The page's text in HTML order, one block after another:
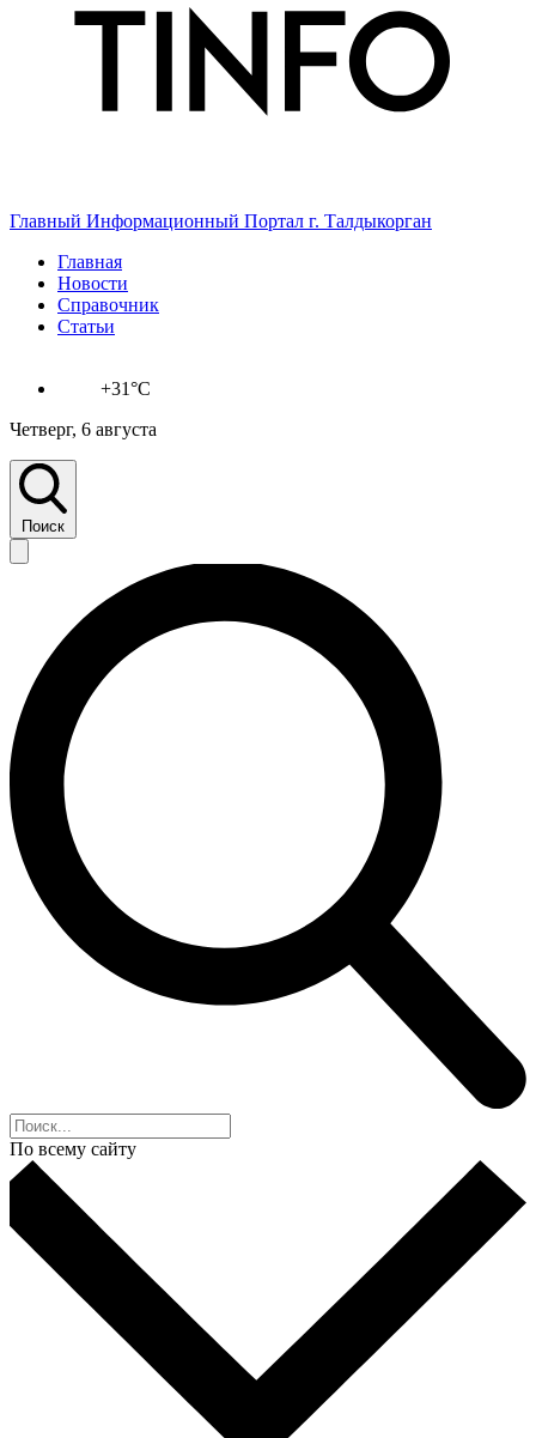
Главный Информационный Портал г. Талдыкорган
Главная
Новости
Справочник
Статьи
+31°C
Четверг, 6 августа
Поиск
По всему сайту